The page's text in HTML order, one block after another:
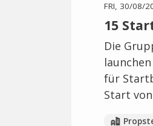
FRI, 30/08/
15
Die
für
Start